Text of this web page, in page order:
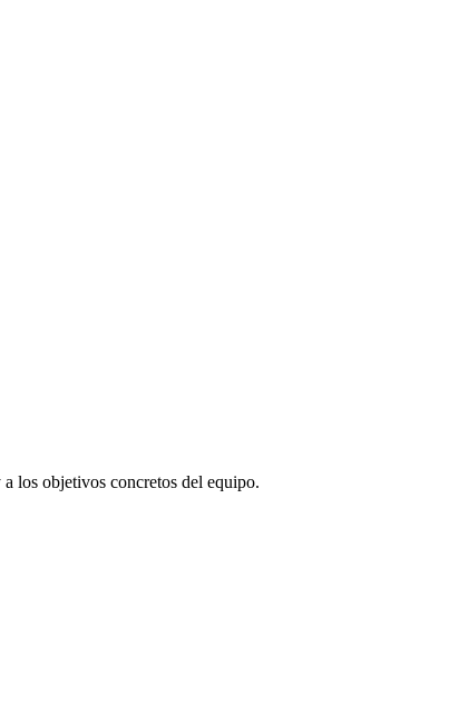
los objetivos concretos del equipo.